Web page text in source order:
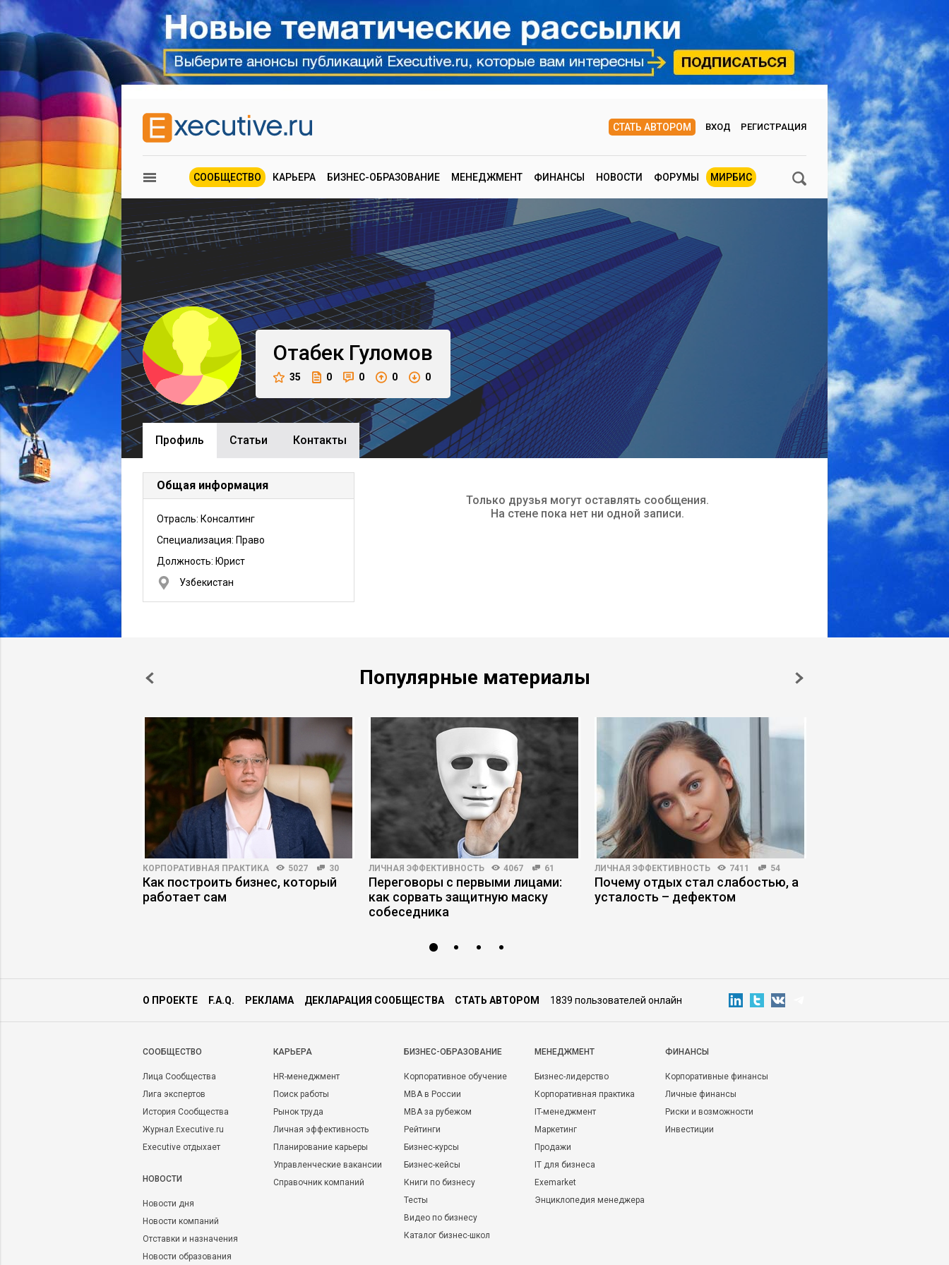
СТАТЬ АВТОРОМ ВХОД РЕГИСТРАЦИЯ
СООБЩЕСТВО КАРЬЕРА БИЗНЕС-ОБРАЗОВАНИЕ МЕНЕДЖМЕНТ ФИНАНСЫ НОВОСТИ ФОРУМЫ МИРБИС
Отабек Гуломов
35 0 0 0 0
Профиль Cтатьи Контакты
Общая информация
Отрасль: Консалтинг
Специализация: Право
Должность: Юрист
Узбекистан
Только друзья могут оставлять сообщения.
На стене пока нет ни одной записи.
Популярные материалы
КОРПОРАТИВНАЯ ПРАКТИКА 5027 30
Как построить бизнес, который
работает сам
ЛИЧНАЯ ЭФФЕКТИВНОСТЬ 4067 61
Переговоры с первыми лицами:
как сорвать защитную маску
собеседника
ЛИЧНАЯ ЭФФЕКТИВНОСТЬ 7411 54
Почему отдых стал слабостью, а
усталость – дефектом
О ПРОЕКТЕ F.A.Q. РЕКЛАМА ДЕКЛАРАЦИЯ СООБЩЕСТВА СТАТЬ АВТОРОМ 1839 пользователей онлайн
CООБЩЕСТВО
Лица Сообщества
Лига экспертов
История Сообщества
Журнал Executive.ru
Executive отдыхает
НОВОСТИ
Новости дня
Новости компаний
Отставки и назначения
Новости образования
КАРЬЕРА
HR-менеджмент
Поиск работы
Рынок труда
Личная эффективность
Планирование карьеры
Управленческие вакансии
Справочник компаний
БИЗНЕС-ОБРАЗОВАНИЕ
Корпоративное обучение
MBA в России
MBA за рубежом
Рейтинги
Бизнес-курсы
Бизнес-кейсы
Книги по бизнесу
Тесты
Видео по бизнесу
Каталог бизнес-школ
МЕНЕДЖМЕНТ
Бизнес-лидерство
Корпоративная практика
IT-менеджмент
Маркетинг
Продажи
IT для бизнеса
Exemarket
Энциклопедия менеджера
ФИНАНСЫ
Корпоративные финансы
Личные финансы
Риски и возможности
Инвестиции